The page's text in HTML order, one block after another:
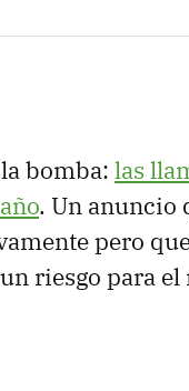
bomba: las
. Un anuncio
pero
riesgo para el